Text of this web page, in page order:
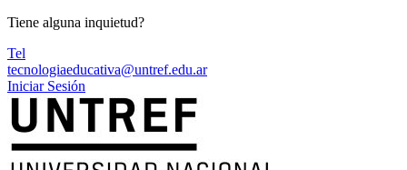
Tiene alguna inquietud?
Tel
tecnologiaeducativa@untref.edu.ar
Iniciar Sesión